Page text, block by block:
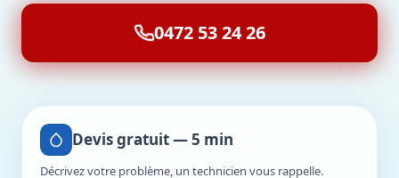
0472 53 24 26
Devis gratuit — 5 min
Décrivez votre problème, un technicien vous rappelle.